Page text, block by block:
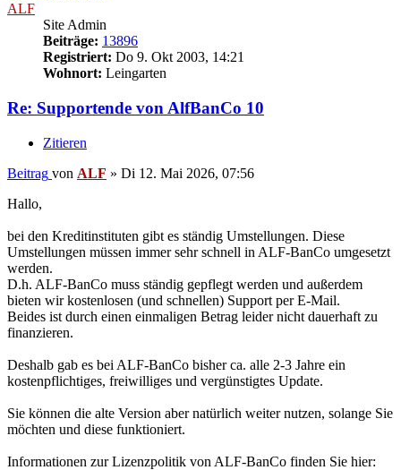
ALF
Site Admin
Beiträge: 13896
Registriert: Do 9. Okt 2003, 14:21
Wohnort: Leingarten
Re: Supportende von AlfBanCo 10
Zitieren
Beitrag von ALF » Di 12. Mai 2026, 07:56
Hallo,
bei den Kreditinstituten gibt es ständig Umstellungen. Diese
Umstellungen müssen immer sehr schnell in ALF-BanCo umgesetzt
werden.
D.h. ALF-BanCo muss ständig gepflegt werden und außerdem
bieten wir kostenlosen (und schnellen) Support per E-Mail.
Beides ist durch einen einmaligen Betrag leider nicht dauerhaft zu
finanzieren.
Deshalb gab es bei ALF-BanCo bisher ca. alle 2-3 Jahre ein
kostenpflichtiges, freiwilliges und vergünstigtes Update.
Sie können die alte Version aber natürlich weiter nutzen, solange Sie
möchten und diese funktioniert.
Informationen zur Lizenzpolitik von ALF-BanCo finden Sie hier: